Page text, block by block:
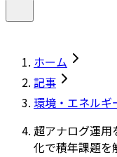
ホーム
記事
環境・エネルギ
超アナログ運用
化で積年課題を